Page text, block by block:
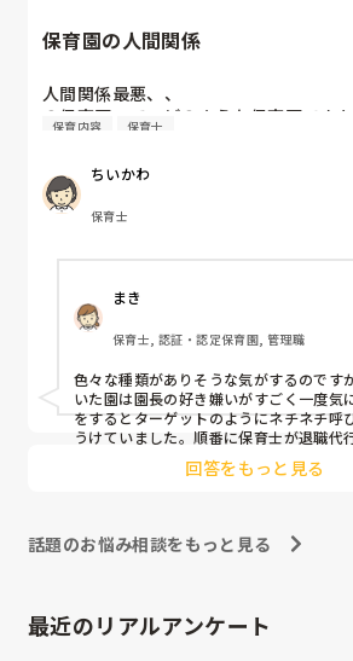
保育園の人間関係
人間関係最悪、、
の保育園って、どのような保育園ですか
保育内容 保育士
ちいかわ
保育士
まき
保育士, 認証・認定保育園, 管理職
色々な種類がありそうな気がするのです
いた園は園長の好き嫌いがすごく一度気
をするとターゲットのようにネチネチ呼
うけていました。順番に保育士が退職代
ていました。残ってる先生は園長のご機
当たり前、製作や発表会なども自由にで
うですよね💦
回答をもっと見る
話題のお悩み相談をもっと見る
最近のリアルアンケート